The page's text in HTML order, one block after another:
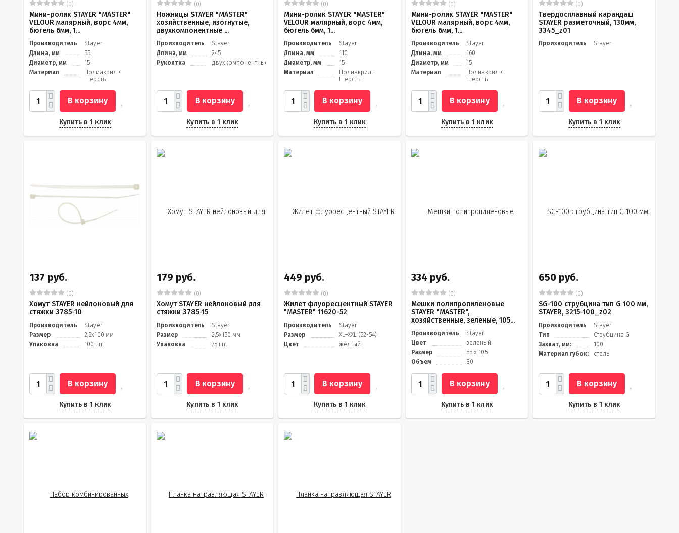
(0)
Мини-ролик STAYER "MASTER"
VELOUR малярный, ворс 4мм,
бюгель 6мм, 1...
Производитель
Stayer
Длина, мм
55
Диаметр, мм
15
Материал
Полиакрил +
Шерсть
В корзину
Купить в 1 клик
(0)
Ножницы STAYER "MASTER"
хозяйственные, изогнутые,
двухкомпонентные ...
Производитель
Stayer
Длина, мм
245
Рукоятка
двухкомпонентные
В корзину
Купить в 1 клик
(0)
Мини-ролик STAYER "MASTER"
VELOUR малярный, ворс 4мм,
бюгель 6мм, 1...
Производитель
Stayer
Длина, мм
110
Диаметр, мм
15
Материал
Полиакрил +
Шерсть
В корзину
Купить в 1 клик
(0)
Мини-ролик STAYER "MASTER"
VELOUR малярный, ворс 4мм,
бюгель 6мм, 1...
Производитель
Stayer
Длина, мм
160
Диаметр, мм
15
Материал
Полиакрил +
Шерсть
В корзину
Купить в 1 клик
(0)
Твердосплавный карандаш
STAYER разметочный, 130мм,
3345_z01
Производитель Stayer
В корзину
Купить в 1 клик
137 руб.
(0)
Хомут STAYER нейлоновый для
стяжки 3785-10
Производитель
Stayer
Размер
2,5х100 мм
Упаковка
100 шт.
В корзину
Купить в 1 клик
179 руб.
(0)
Хомут STAYER нейлоновый для
стяжки 3785-15
Производитель
Stayer
Размер
2,5х150 мм
Упаковка
75 шт.
В корзину
Купить в 1 клик
449 руб.
(0)
Жилет флуоресцентный STAYER
"MASTER" 11620-52
Производитель
Stayer
Размер
XL–XXL (52-54)
Цвет
желтый
В корзину
Купить в 1 клик
334 руб.
(0)
Мешки полипропиленовые
STAYER "MASTER",
хозяйственные, зеленые, 105...
Производитель
Stayer
Цвет
зеленый
Размер
55 х 105
Объем
80
В корзину
Купить в 1 клик
650 руб.
(0)
SG-100 струбцина тип G 100 мм,
STAYER, 3215-100_z02
Производитель
Stayer
Тип
Струбцина G
Захват, мм:
100
Материал губок:
сталь
В корзину
Купить в 1 клик